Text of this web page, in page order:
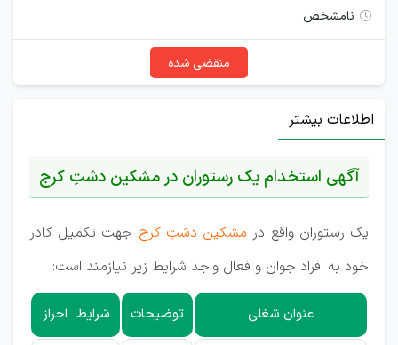
نامشخص
منقضی شده
اطلاعات بیشتر
آگهی استخدام یک رستوران در مشکین دشتِ کرج
یک رستوران واقع در مشکین دشتِ کرج جهت تکمیل کادر
خود به افراد جوان و فعال واجد شرایط زیر نیازمند است:
عنوان شغلی توضیحات شرایط احراز